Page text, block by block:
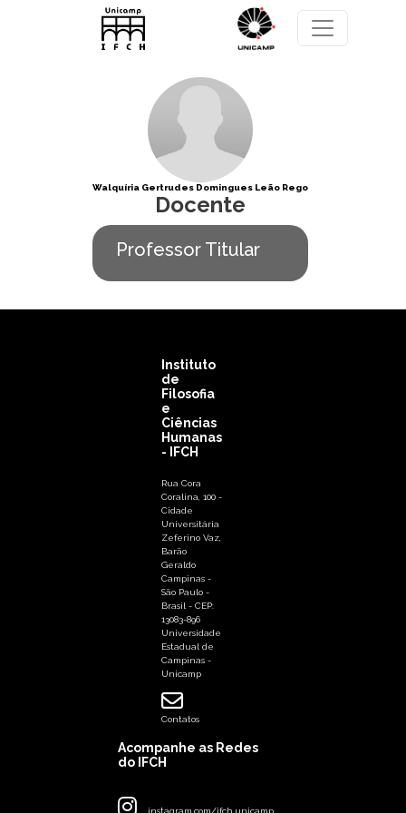
Pular para o conteúdo principal
Walquíria Gertrudes Domingues Leão Rego
Docente
Professor Titular
Instituto
de
Filosofia
e
Ciências
Humanas
- IFCH
Rua Cora
Coralina, 100 -
Cidade
Universitária
Zeferino Vaz,
Barão
Geraldo
Campinas -
São Paulo -
Brasil - CEP:
13083-896
Universidade
Estadual de
Campinas -
Unicamp
Contatos
Acompanhe as Redes
do IFCH
instagram.com/ifch.unicamp